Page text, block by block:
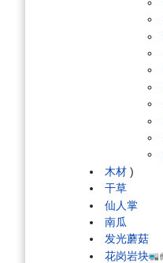
木材 )
干草
仙人掌
南瓜
发光蘑菇
花岗岩块